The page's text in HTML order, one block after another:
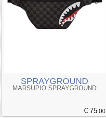
SPRAYGROUND
MARSUPIO SPRAYGROUND
€ 75.00